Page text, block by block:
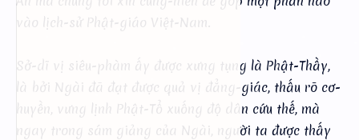
vào lịch-sử Phật-giáo Việt-Nam.
Sở-dĩ vị siêu-phàm ấy được xưng tụng là Phật-Thầy,
là bởi Ngài đã đạt được quả vị đẳng-giác, thấu rõ cơ-
huyền, vưng lịnh Phật-Tổ xuống độ dân cứu thế, mà
ngay trong sám giảng của Ngài, người ta được thấy